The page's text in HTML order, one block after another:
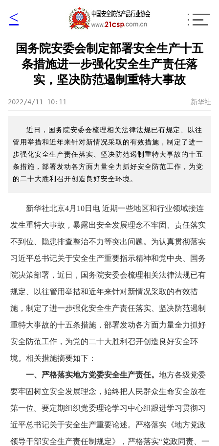
<
国务院安委会制定部署安全生产十五
条措施进一步强化安全生产责任落
实，坚决防范遏制重特大事故
2022/4/11 10:11 新华社
近日，国务院安委会梳理相关法律法规已有规定、以往
管用举措和近年来针对新情况采取的有效措施，制定了进一
步强化安全生产责任落实、坚决防范遏制重特大事故的十五
条措施，部署发动各方面力量全力抓好安全防范工作，为党
的二十大胜利召开创造良好安全环境。
新华社北京4月10日电 近期一些地区和行业领域接连
发生重特大事故，暴露出安全发展理念不牢固、责任落实
不到位、隐患排查整治不力等突出问题。为认真贯彻落实
习近平总书记关于安全生产重要指示精神和党中央、国务
院决策部署，近日，国务院安委会梳理相关法律法规已有
规定、以往管用举措和近年来针对新情况采取的有效措
施，制定了进一步强化安全生产责任落实、坚决防范遏制
重特大事故的十五条措施，部署发动各方面力量全力抓好
安全防范工作，为党的二十大胜利召开创造良好安全环
境。相关措施摘要如下：
一、严格落实地方党委安全生产责任。 地方各级党委
要牢固树立安全发展理念，始终把人民群众生命安全放在
第一位。要定期组织党委理论学习中心组跟进学习贯彻习
近平总书记关于安全生产重要论述。严格落实《地方党政
领导干部安全生产责任制规定》，严格落实“党政同责、一